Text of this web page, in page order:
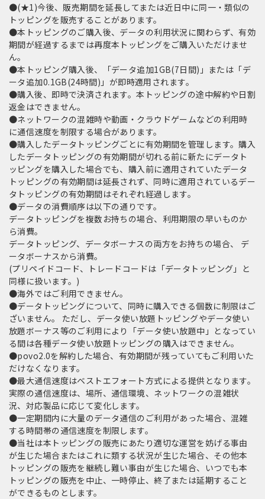
●(★1)今後、販売期間を延長してまたは近日中に同一・類似の
トッピングを販売することがあります。
●本トッピングのご購入後、データの利用状況に関わらず、有効
期間が経過するまでは再度本トッピングをご購入いただけませ
ん。
●本トッピング購入後、「データ追加1GB(7日間)」または「デ
ータ追加0.1GB(24時間)」が即時適用されます。
●購入後、即時で決済されます。本トッピングの途中解約や日割
返金はできません。
●ネットワークの混雑時や動画・クラウドゲームなどの利用時
に通信速度を制限する場合があります。
●購入したデータトッピングごとに有効期間を管理します。購入
したデータトッピングの有効期間が切れる前に新たにデータト
ッピングを購入した場合でも、購入前に適用されていたデータ
トッピングの有効期間は延長されず、同時に適用されているデー
タトッピングの有効期間はそれぞれ経過します。
●データの消費順序は以下の通りです。
データトッピングを複数お持ちの場合、利用期限の早いものか
ら消費。
データトッピング、データボーナスの両方をお持ちの場合、 デ
ータボーナスから消費。
(プリペイドコード、トレードコードは「データトッピング」と
同様に扱います。)
●海外ではご利用できません。
●データトッピングについて、同時に購入できる個数に制限はご
ざいません。 ただし、データ使い放題トッピングやデータ使い
放題ボーナス等のご利用により「データ使い放題中」となってい
る間は各種データ使い放題トッピングの購入はできません。
●povo2.0を解約した場合、有効期間が残っていてもご利用いた
だけなくなります。
●最大通信速度はベストエフォート方式による提供となります。
実際の通信速度は、場所、通信環境、ネットワークの混雑状
況、対応製品に応じて変化します。
●一定期間内に大量のデータ通信のご利用があった場合、混雑
する時間帯の通信速度を制限します。
●当社は本トッピングの販売にあたり適切な運営を妨げる事由
が生じた場合またはこれに類する状況が生じた場合、その他本
トッピングの販売を継続し難い事由が生じた場合、いつでも本
トッピングの販売を中止、一時停止、終了または延期すること
ができるものとします。